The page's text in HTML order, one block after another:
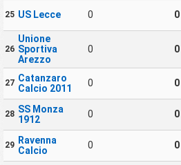
25 US Lecce 0 0
26
Unione
Sportiva
Arezzo
0 0
27 Catanzaro
Calcio 2011
0 0
28 SS Monza
1912
0 0
29 Ravenna
Calcio
0 0